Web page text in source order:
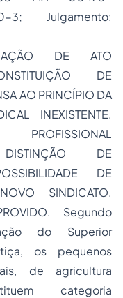
3; Julgamento:
DE ATO
DE
AO PRINCÍPIO DA
INEXISTENTE.
DE
DE
SINDICATO.
Segundo
do Superior
os pequenos
de agricultura
categoria